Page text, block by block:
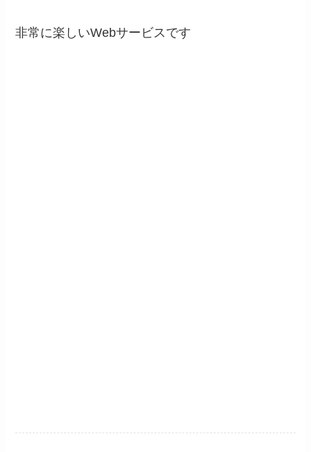
非常に楽しいWebサービスです